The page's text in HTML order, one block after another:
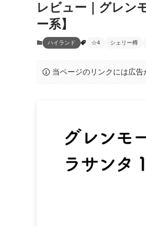
レビュー｜グレン
ー系】
ハイランド ☆4 シェリー樽
当ページのリンクには広告